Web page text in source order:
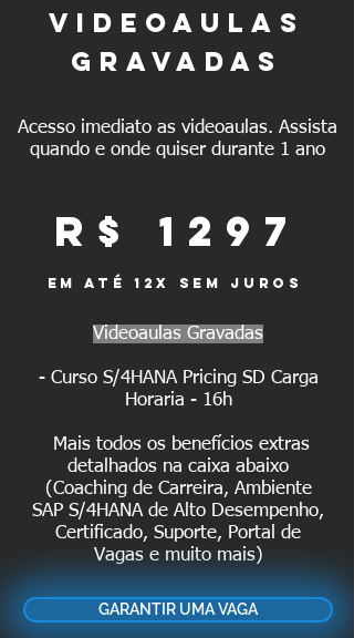
VIDEOAULAS
GRAVADAS
Acesso imediato as videoaulas. Assista
quando e onde quiser durante 1 ano
R$ 1297
em até 12x sem juros
Videoaulas Gravadas
- Curso S/4HANA Pricing SD Carga
Horaria - 16h
Mais todos os benefícios extras
detalhados na caixa abaixo
(Coaching de Carreira, Ambiente
SAP S/4HANA de Alto Desempenho,
Certificado, Suporte, Portal de
Vagas e muito mais)
GARANTIR UMA VAGA